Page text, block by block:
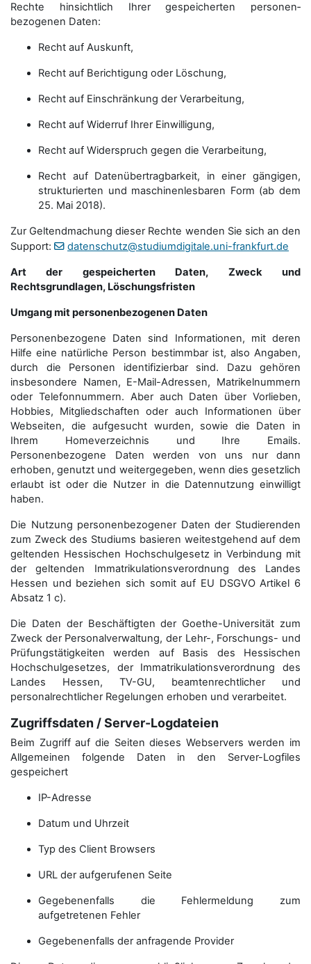
Rechte hinsichtlich Ihrer gespeicherten personen­
bezogenen Daten:
Recht auf Auskunft,
Recht auf Berichtigung oder Löschung,
Recht auf Einschränkung der Verarbeitung,
Recht auf Widerruf Ihrer Einwilligung,
Recht auf Widerspruch gegen die Verarbeitung,
Recht auf Datenübertragbarkeit, in einer gängigen,
strukturierten und maschinenlesbaren Form (ab dem
25. Mai 2018).
Zur Geltendmachung dieser Rechte wenden Sie sich an den
Support:
datenschutz@studiumdigitale.uni-frankfurt.de
Art der gespeicherten Daten, Zweck und
Rechtsgrundlagen, Löschungsfristen
Umgang mit personenbezogenen Daten
Personenbezogene Daten sind Informationen, mit deren
Hilfe eine natürliche Person bestimmbar ist, also Angaben,
durch die Personen identifizierbar sind. Dazu gehören
insbesondere Namen, E-Mail-Adressen, Matrikelnummern
oder Telefonnummern. Aber auch Daten über Vorlieben,
Hobbies, Mitgliedschaften oder auch Informationen über
Webseiten, die aufgesucht wurden, sowie die Daten in
Ihrem Homeverzeichnis und Ihre Emails.
Personenbezogene Daten werden von uns nur dann
erhoben, genutzt und weitergegeben, wenn dies gesetzlich
erlaubt ist oder die Nutzer in die Datennutzung einwilligt
haben.
Die Nutzung personenbezogener Daten der Studierenden
zum Zweck des Studiums basieren weitestgehend auf dem
geltenden Hessischen Hochschulgesetz in Verbindung mit
der geltenden Immatrikulationsverordnung des Landes
Hessen und beziehen sich somit auf EU DSGVO Artikel 6
Absatz 1 c).
Die Daten der Beschäftigten der Goethe-Universität zum
Zweck der Personal­verwaltung, der Lehr-, Forschungs- und
Prüfungstätigkeiten werden auf Basis des Hessischen
Hochschulgesetzes, der Immatrikulations­verordnung des
Landes Hessen, TV-GU, beamtenrechtlicher und
personalrechtlicher Regelungen erhoben und verarbeitet.
Zugriffsdaten / Server-Logdateien
Beim Zugriff auf die Seiten dieses Webservers werden im
Allgemeinen folgende Daten in den Server-Logfiles
gespeichert
IP-Adresse
Datum und Uhrzeit
Typ des Client Browsers
URL der aufgerufenen Seite
Gegebenenfalls die Fehlermeldung zum
aufgetretenen Fehler
Gegebenenfalls der anfragende Provider